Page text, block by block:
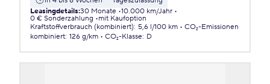
Leasingdetails:30 Monate 10.000 km/Jahr
0 € Sonderzahlung
mit Kaufoption
Kraftstoffverbrauch (kombiniert): 5,6 l/100 km
CO₂-Emissionen
kombiniert: 126 g/km CO₂-Klasse: D